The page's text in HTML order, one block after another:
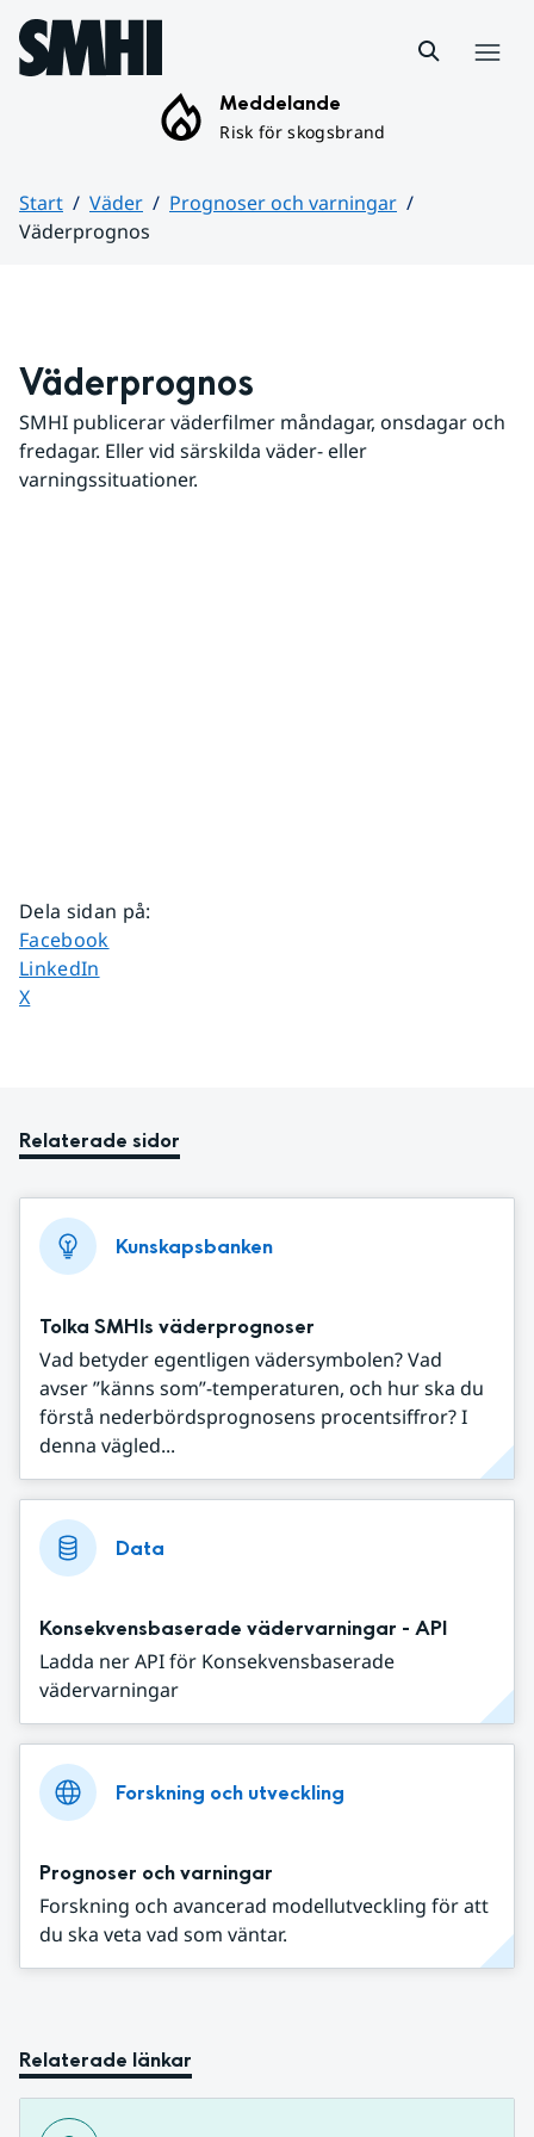
Hoppa till sidans innehåll
Meddelande
Risk för skogsbrand
Start Väder
Prognoser och varningar
Väderprognos
Väderprognos
SMHI publicerar väderfilmer måndagar, onsdagar och
fredagar. Eller vid särskilda väder- eller
varningssituationer.
Dela sidan på:
Dela sidan på
Facebook
Dela sidan på
LinkedIn
Dela sidan på
X
Relaterade sidor
Kunskapsbanken
Tolka SMHIs väderprognoser
Vad betyder egentligen vädersymbolen? Vad
avser ”känns som”-temperaturen, och hur ska du
förstå nederbördsprognosens procentsiffror? I
denna vägled...
Data
Konsekvensbaserade vädervarningar - API
Ladda ner API för Konsekvensbaserade
vädervarningar
Forskning och utveckling
Prognoser och varningar
Forskning och avancerad modellutveckling för att
du ska veta vad som väntar.
Relaterade länkar